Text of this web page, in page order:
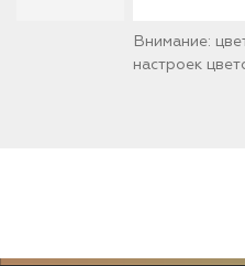
Внимание:
настроек